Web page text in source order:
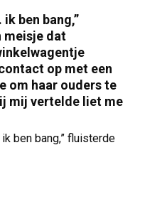
ben bang,”
meisje dat
op met een
om haar ouders te
mij vertelde liet me
ben bang,” fluisterde